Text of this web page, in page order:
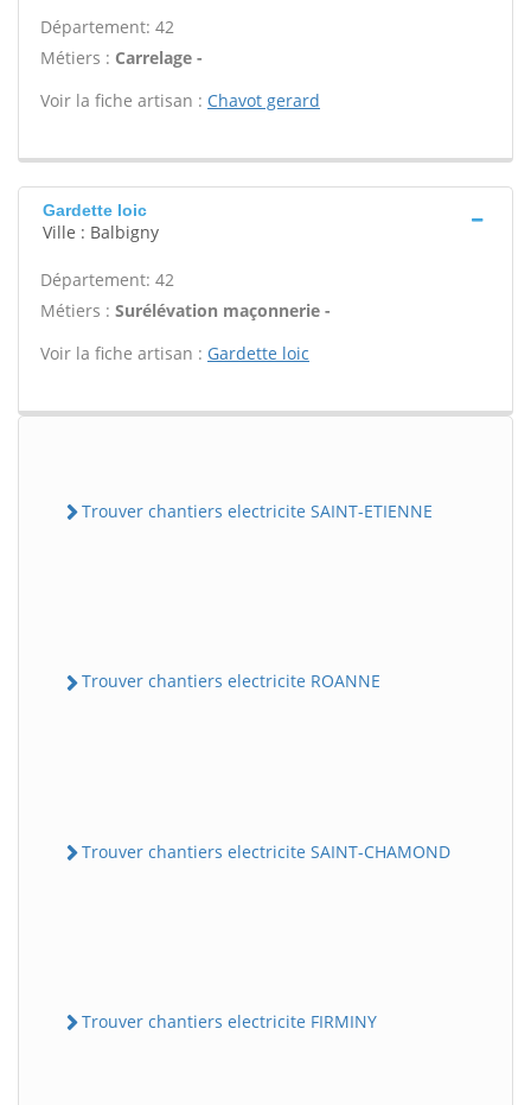
Département: 42
Métiers : Carrelage -
Voir la fiche artisan : Chavot gerard
Gardette loic
Ville : Balbigny
Département: 42
Métiers : Surélévation maçonnerie -
Voir la fiche artisan : Gardette loic
Trouver chantiers electricite SAINT-ETIENNE
Trouver chantiers electricite ROANNE
Trouver chantiers electricite SAINT-CHAMOND
Trouver chantiers electricite FIRMINY